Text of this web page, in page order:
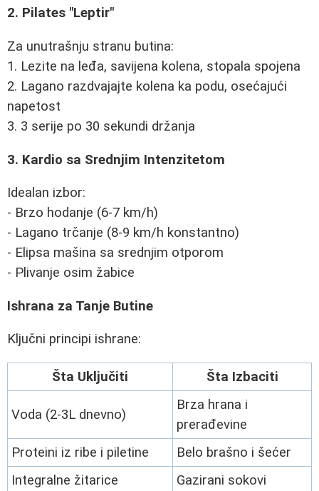
2. Pilates "Leptir"
Za unutrašnju stranu butina:
1. Lezite na leđa, savijena kolena, stopala spojena
2. Lagano razdvajajte kolena ka podu, osećajući
napetost
3. 3 serije po 30 sekundi držanja
3. Kardio sa Srednjim Intenzitetom
Idealan izbor:
- Brzo hodanje (6-7 km/h)
- Lagano trčanje (8-9 km/h konstantno)
- Elipsa mašina sa srednjim otporom
- Plivanje osim žabice
Ishrana za Tanje Butine
Ključni principi ishrane:
Šta Uključiti Šta Izbaciti
Voda (2-3L dnevno)
Brza hrana i
prerađevine
Proteini iz ribe i piletine
Belo brašno i šećer
Integralne žitarice
Gazirani sokovi